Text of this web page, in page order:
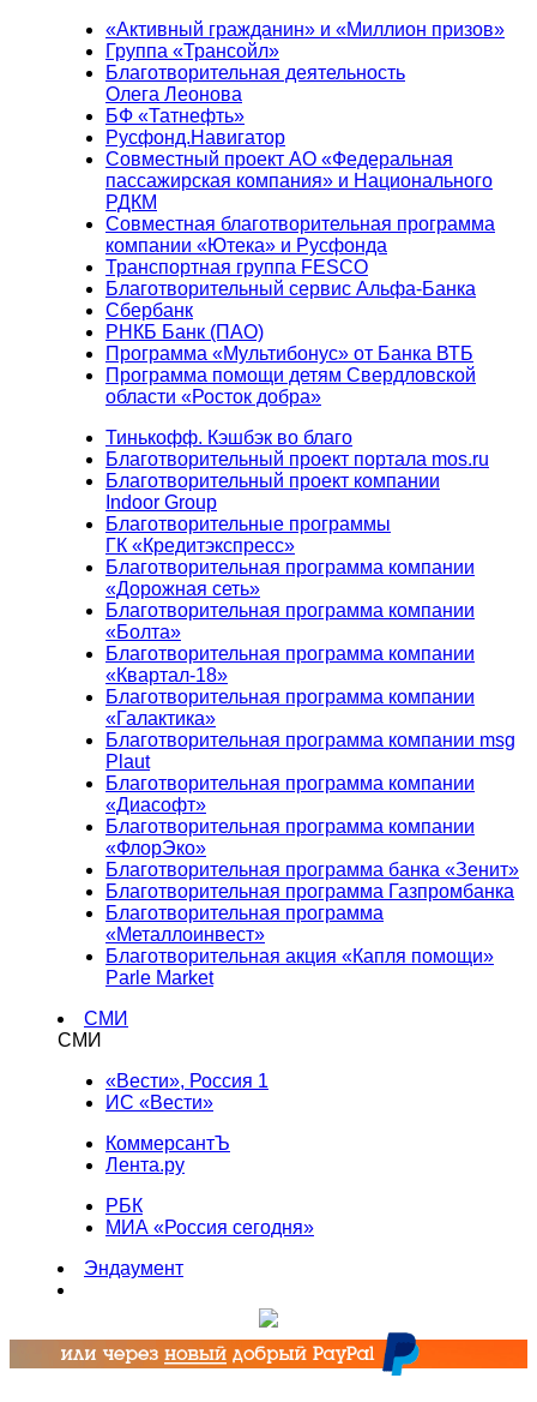
«Активный гражданин» и «Миллион призов»
Группа «Трансойл»
Благотворительная деятельность
Олега Леонова
БФ «Татнефть»
Русфонд.Навигатор
Совместный проект АО «Федеральная
пассажирская компания» и Национального
РДКМ
Совместная благотворительная программа
компании «Ютека» и Русфонда
Транспортная группа FESCO
Благотворительный сервис Альфа-Банка
Сбербанк
РНКБ Банк (ПАО)
Программа «Мультибонус» от Банка ВТБ
Программа помощи детям Свердловской
области «Росток добра»
Тинькофф. Кэшбэк во благо
Благотворительный проект портала mos.ru
Благотворительный проект компании
Indoor Group
Благотворительные программы
ГК «Кредитэкспресс»
Благотворительная программа компании
«Дорожная сеть»
Благотворительная программа компании
«Болта»
Благотворительная программа компании
«Квартал-18»
Благотворительная программа компании
«Галактика»
Благотворительная программа компании msg
Plaut
Благотворительная программа компании
«Диасофт»
Благотворительная программа компании
«ФлорЭко»
Благотворительная программа банка «Зенит»
Благотворительная программа Газпромбанка
Благотворительная программа
«Металлоинвест»
Благотворительная акция «Капля помощи»
Parle Market
СМИ
СМИ
«Вести», Россия 1
ИС «Вести»
КоммерсантЪ
Лента.ру
РБК
МИА «Россия сегодня»
Эндаумент